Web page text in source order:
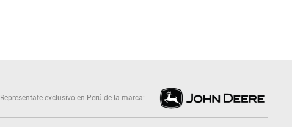
Representate exclusivo en Perú de la marca: